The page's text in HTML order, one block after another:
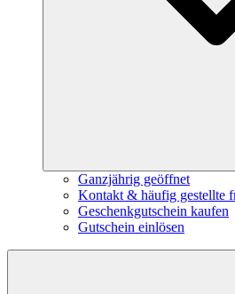
Ganzjährig geöffnet
Kontakt & häufig gestellte
Geschenkgutschein kaufen
Gutschein einlösen